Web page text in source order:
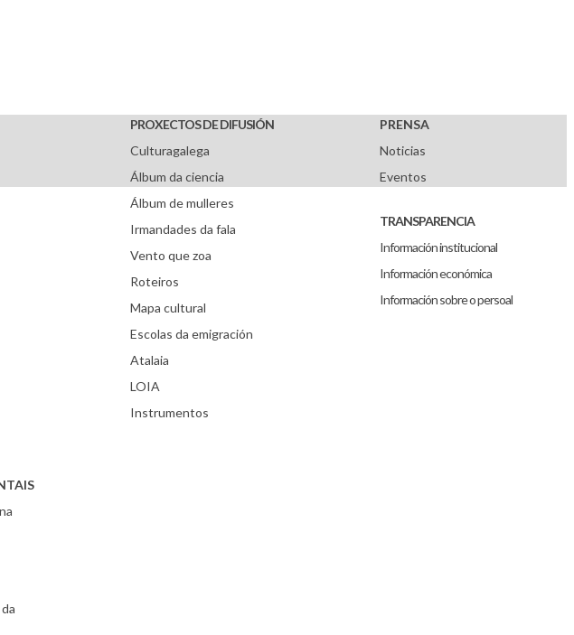
PROXECTOS DE DIFUSIÓN
Culturagalega
Álbum da ciencia
Álbum de mulleres
Irmandades da fala
Vento que zoa
Roteiros
Mapa cultural
Escolas da emigración
Atalaia
LOIA
Instrumentos
PRENSA
Noticias
Eventos
TRANSPARENCIA
Información institucional
Información económica
Información sobre o persoal